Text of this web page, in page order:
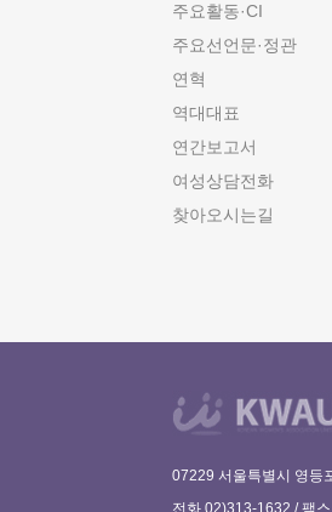
주요활동·CI
주요선언문·정관
연혁
역대대표
연간보고서
여성상담전화
찾아오시는길
07229 서울특별시 영등
전화 02)313-1632 / 팩